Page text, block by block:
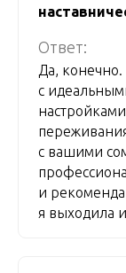
Ответ:
Да,
с
с вашими
и
я выходила